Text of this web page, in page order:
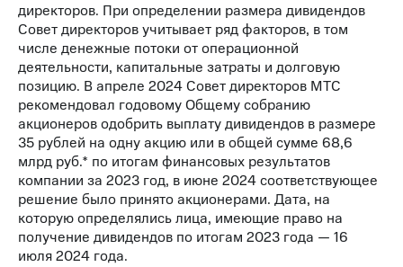
директоров. При определении размера дивидендов
Совет директоров учитывает ряд факторов, в том
числе денежные потоки от операционной
деятельности, капитальные затраты и долговую
позицию. В апреле 2024 Совет директоров МТС
рекомендовал годовому Общему собранию
акционеров одобрить выплату дивидендов в размере
35 рублей на одну акцию или в общей сумме 68,6
млрд руб.* по итогам финансовых результатов
компании за 2023 год, в июне 2024 соответствующее
решение было принято акционерами. Дата, на
которую определялись лица, имеющие право на
получение дивидендов по итогам 2023 года — 16
июля 2024 года.